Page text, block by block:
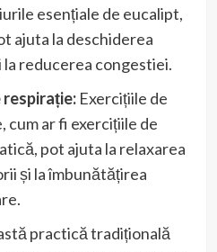
esențiale de eucalipt,
ajuta la deschiderea
reducerea congestiei.
respirație:Exercițiile de
cum ar fi exercițiile de
pot ajuta la relaxarea
și la îmbunătățirea
practică tradițională